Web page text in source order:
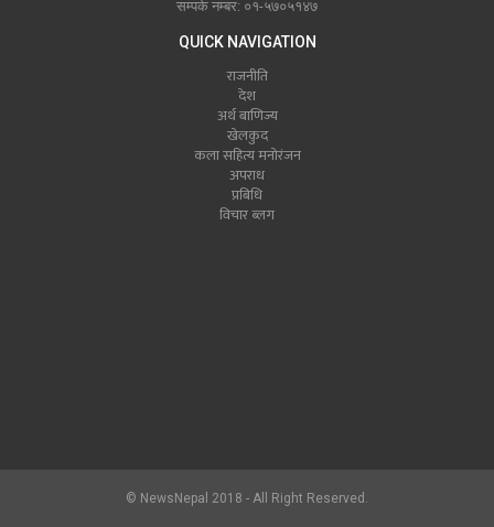
सम्पर्क नम्बर: ०१-५७०५१४७
QUICK NAVIGATION
राजनीति
देश
अर्थ बाणिज्य
खेलकुद
कला सहित्य मनोरंजन
अपराध
प्रबिधि
विचार ब्लग
© NewsNepal 2018 - All Right Reserved.